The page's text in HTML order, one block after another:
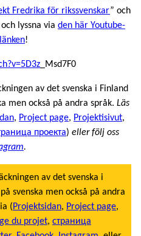
Fredrika för rikssvenskar” och
lyssna via den här Youtube-
!
_Msd7F0
av det svenska i Finland
men också på andra språk. Läs
, Project page, Projektisivut,
проекта) eller följ oss
.
av det svenska i
svenska men också på andra
(Projektsidan, Project page,
du projet, страница